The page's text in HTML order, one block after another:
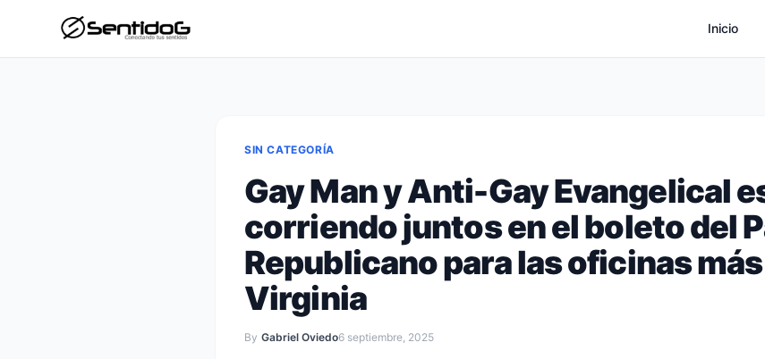
Inicio
SIN CATEGORÍA
Gay Man y Anti-Gay Evangelical
corriendo juntos en el boleto del
Republicano para las oficinas
Virginia
By Gabriel Oviedo6 septiembre, 2025